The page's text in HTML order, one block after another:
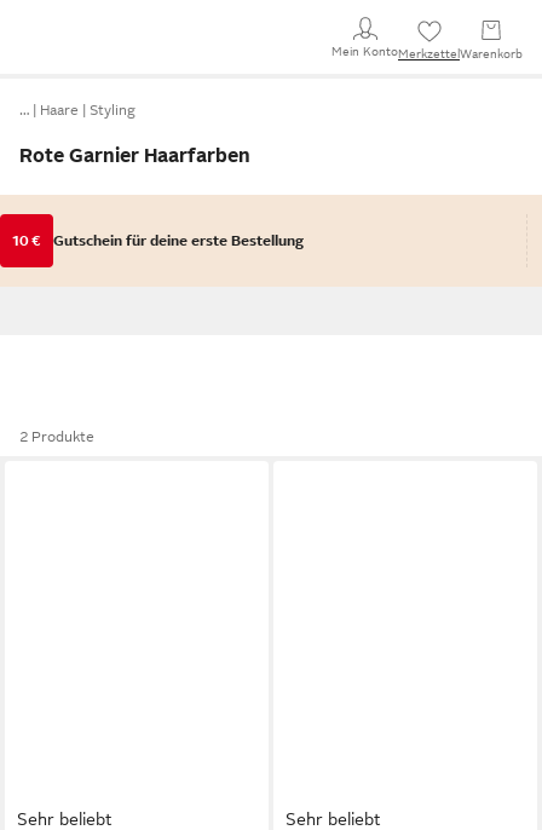
Mein KontoMerkzettel Warenkorb
… Haare Styling
Rote Garnier Haarfarben
10 € Gutschein für deine erste Bestellung
2 Produkte
Sehr beliebt Sehr beliebt